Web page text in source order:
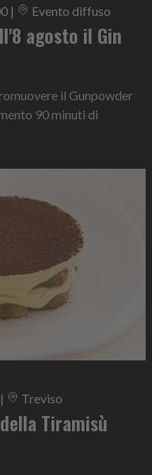
| Evento diffuso
agosto il Gin
il Gunpowder
90 minuti di
| Treviso
Tiramisù